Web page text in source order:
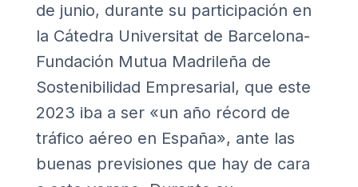
de junio, durante su participación en
la Cátedra Universitat de Barcelona-
Fundación Mutua Madrileña de
Sostenibilidad Empresarial, que este
2023 iba a ser «un año récord de
tráfico aéreo en España», ante las
buenas previsiones que hay de cara